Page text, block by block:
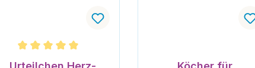
Durchschnittliche Bewertung von 5 von 5 Sternen